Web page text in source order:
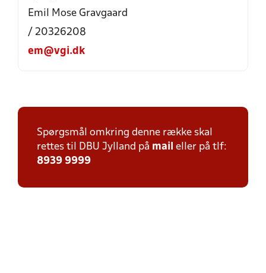
Emil Mose Gravgaard
/ 20326208
em@vgi.dk
Spørgsmål omkring denne række skal
rettes til DBU Jylland på mail eller på tlf:
8939 9999